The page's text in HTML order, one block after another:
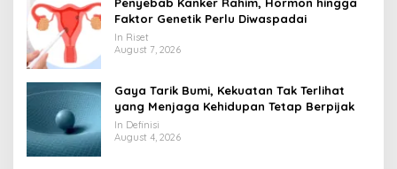
Faktor Genetik Perlu Diwaspadai
In Riset
August 7, 2026
Gaya Tarik Bumi, Kekuatan Tak Terlihat
yang Menjaga Kehidupan Tetap Berpijak
In Definisi
August 4, 2026